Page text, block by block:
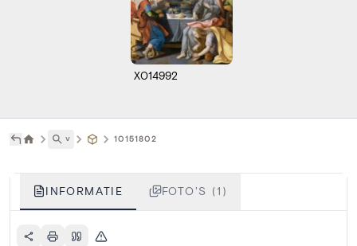
X014992
˅ 10151802
INFORMATIE FOTO'S (1)